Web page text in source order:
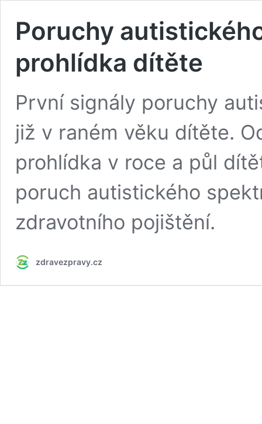
Poruchy
prohlídka dítěte
První signály poruchy
již v raném věku dítěte.
prohlídka v roce a půl
poruch autistického
zdravotního pojištění.
zdravezpravy.cz